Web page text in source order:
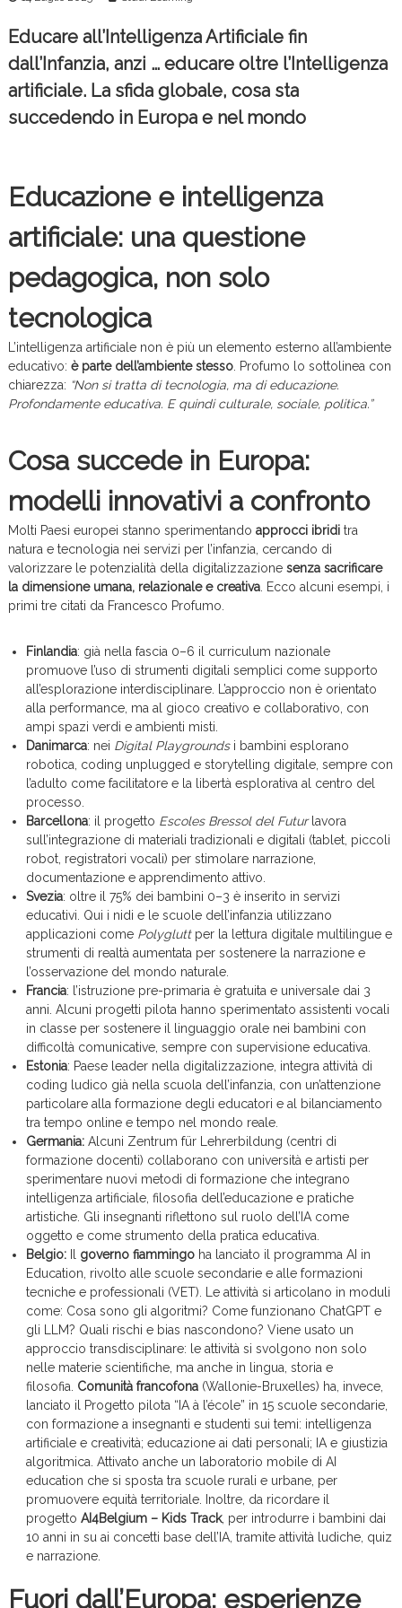
e
Educare all’Intelligenza Artificiale fin
dall’Infanzia, anzi … educare oltre l’Intelligenza
artificiale. La sfida globale, cosa sta
succedendo in Europa e nel mondo
Educazione e intelligenza
artificiale: una questione
pedagogica, non solo
tecnologica
L’intelligenza artificiale non è più un elemento esterno all’ambiente
educativo: è parte dell’ambiente stesso. Profumo lo sottolinea con
chiarezza: “Non si tratta di tecnologia, ma di educazione.
Profondamente educativa. E quindi culturale, sociale, politica.”
Cosa succede in Europa:
modelli innovativi a confronto
Molti Paesi europei stanno sperimentando approcci ibriditra
natura e tecnologia nei servizi per l’infanzia, cercando di
valorizzare le potenzialità della digitalizzazione senza sacrificare
la dimensione umana, relazionale e creativa. Ecco alcuni esempi, i
primi tre citati da Francesco Profumo.
Finlandia: già nella fascia 0–6 il curriculum nazionale
promuove l’uso di strumenti digitali semplici come supporto
all’esplorazione interdisciplinare. L’approccio non è orientato
alla performance, ma al gioco creativo e collaborativo, con
ampi spazi verdi e ambienti misti.
Danimarca: nei Digital Playgroundsi bambini esplorano
robotica, coding unplugged e storytelling digitale, sempre con
l’adulto come facilitatore e la libertà esplorativa al centro del
processo.
Barcellona: il progetto Escoles Bressol del Futurlavora
sull’integrazione di materiali tradizionali e digitali (tablet, piccoli
robot, registratori vocali) per stimolare narrazione,
documentazione e apprendimento attivo.
Svezia: oltre il 75% dei bambini 0–3 è inserito in servizi
educativi. Qui i nidi e le scuole dell’infanzia utilizzano
applicazioni come Polygluttper la lettura digitale multilingue e
strumenti di realtà aumentata per sostenere la narrazione e
l’osservazione del mondo naturale.
Francia: l’istruzione pre-primaria è gratuita e universale dai 3
anni. Alcuni progetti pilota hanno sperimentato assistenti vocali
in classe per sostenere il linguaggio orale nei bambini con
difficoltà comunicative, sempre con supervisione educativa.
Estonia: Paese leader nella digitalizzazione, integra attività di
coding ludico già nella scuola dell’infanzia, con un’attenzione
particolare alla formazione degli educatori e al bilanciamento
tra tempo online e tempo nel mondo reale.
Germania:Alcuni Zentrum für Lehrerbildung (centri di
formazione docenti) collaborano con università e artisti per
sperimentare nuovi metodi di formazione che integrano
intelligenza artificiale, filosofia dell’educazione e pratiche
artistiche. Gli insegnanti riflettono sul ruolo dell’IA come
oggetto e come strumento della pratica educativa.
Belgio:Il governo fiammingoha lanciato il programma AI in
Education, rivolto alle scuole secondarie e alle formazioni
tecniche e professionali (VET). Le attività si articolano in moduli
come: Cosa sono gli algoritmi? Come funzionano ChatGPT e
gli LLM? Quali rischi e bias nascondono? Viene usato un
approccio transdisciplinare: le attività si svolgono non solo
nelle materie scientifiche, ma anche in lingua, storia e
filosofia. Comunità francofona(Wallonie-Bruxelles) ha, invece,
lanciato il Progetto pilota “IA à l’école” in 15 scuole secondarie,
con formazione a insegnanti e studenti sui temi: intelligenza
artificiale e creatività; educazione ai dati personali; IA e giustizia
algoritmica. Attivato anche un laboratorio mobile di AI
education che si sposta tra scuole rurali e urbane, per
promuovere equità territoriale. Inoltre, da ricordare il
progetto AI4Belgium – Kids Track, per introdurre i bambini dai
10 anni in su ai concetti base dell’IA, tramite attività ludiche, quiz
e narrazione.
Fuori dall’Europa: esperienze